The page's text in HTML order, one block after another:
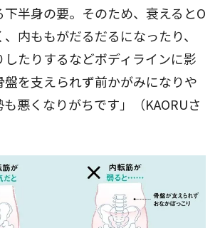
半身の要。そのため、衰えるとO
内ももがだるだるになったり、
したりするなどボディラインに影
を支えられず前かがみになりや
悪くなりがちです」（KAORUさ